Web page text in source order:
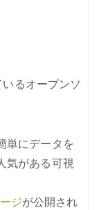
るオープンソ
単にデータを
気がある可視
ジが公開され